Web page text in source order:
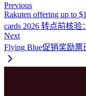
Previous
Rakuten offering up to
cards 2026 转点前核
Next
Flying Blue促销奖励